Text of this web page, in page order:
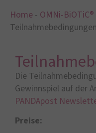
Home - OMNi-
Teilnahmebedingungen
Die
Gewinnspiel auf der
PANDApost
Preise: